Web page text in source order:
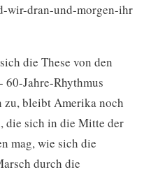
wir-dran-und-morgen-ihr
die These von den
Jahre-Rhythmus
zu, bleibt Amerika noch
die sich in die Mitte der
mag, wie sich die
durch die